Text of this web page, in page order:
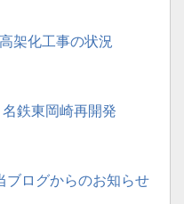
架化工事の状況
鉄東岡崎再開発
ブログからのお知らせ